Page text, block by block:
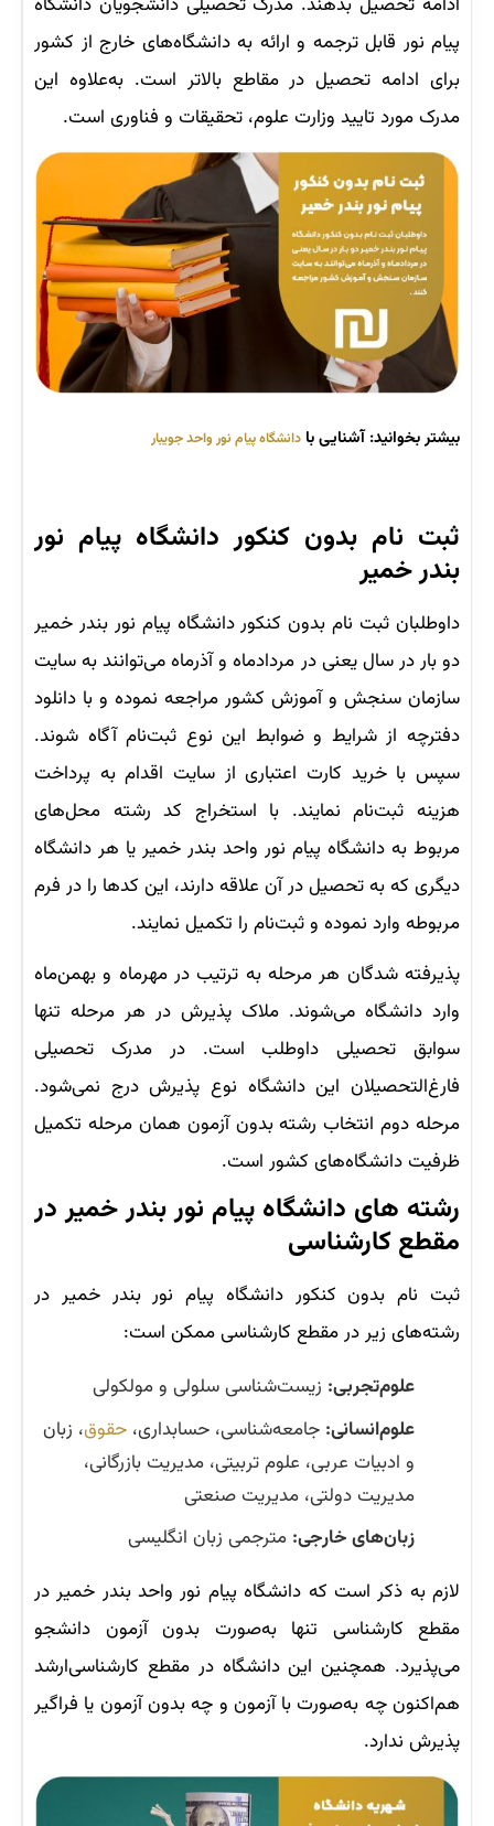
پیام نور قابل ترجمه و ارائه به دانشگاه‌های خارج از کشور
برای ادامه تحصیل در مقاطع بالاتر است. به‌علاوه این
مدرک مورد تایید وزارت علوم، تحقیقات و فناوری است.
بیشتر بخوانید: آشنایی با دانشگاه پیام نور واحد جویبار
ثبت نام بدون کنکور دانشگاه پیام نور
بندر خمیر
داوطلبان ثبت نام بدون کنکور دانشگاه پیام نور بندر خمیر
دو بار در سال یعنی در مردادماه و آذرماه می‌توانند به سایت
سازمان سنجش و آموزش کشور مراجعه نموده و با دانلود
دفترچه از شرایط و ضوابط این نوع ثبت‌نام آگاه شوند.
سپس با خرید کارت اعتباری از سایت اقدام به پرداخت
هزینه ثبت‌نام نمایند. با استخراج کد رشته محل‌های
مربوط به دانشگاه پیام نور واحد بندر خمیر یا هر دانشگاه
دیگری که به تحصیل در آن علاقه دارند، این کدها را در فرم
مربوطه وارد نموده و ثبت‌نام را تکمیل نمایند.
پذیرفته شدگان هر مرحله به ترتیب در مهرماه و بهمن‌ماه
وارد دانشگاه می‌شوند. ملاک پذیرش در هر مرحله تنها
سوابق تحصیلی داوطلب است. در مدرک تحصیلی
فارغ‌التحصیلان این دانشگاه نوع پذیرش درج نمی‌شود.
مرحله دوم انتخاب رشته بدون آزمون همان مرحله تکمیل
ظرفیت دانشگاه‌های کشور است.
رشته‌ های دانشگاه پیام نور بندر خمیر در
مقطع کارشناسی
ثبت نام بدون کنکور دانشگاه پیام نور بندر خمیر در
رشته‌های زیر در مقطع کارشناسی ممکن است:
علوم‌تجربی: زیست‌شناسی سلولی و مولکولی
علوم‌انسانی: جامعه‌شناسی، حسابداری، حقوق، زبان
و ادبیات عربی، علوم تربیتی، مدیریت بازرگانی،
مدیریت دولتی، مدیریت صنعتی
زبان‌های خارجی: مترجمی زبان انگلیسی
لازم به ذکر است که دانشگاه پیام نور واحد بندر خمیر در
مقطع کارشناسی تنها به‌صورت بدون آزمون دانشجو
می‌پذیرد. همچنین این دانشگاه در مقطع کارشناسی‌ارشد
هم‌اکنون چه به‌صورت با آزمون و چه بدون آزمون یا فراگیر
پذیرش ندارد.